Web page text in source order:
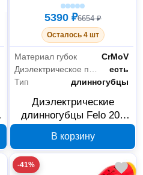
5390 ₽6654 ₽
Осталось 4 шт
Материал губок
CrMoV
есть
Тип
длинногубцы
Диэлектрические
длинногубцы Felo 205
В корзину
-41%